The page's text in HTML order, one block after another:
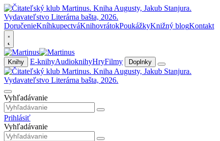
DoručenieKníhkupectváKnihovrátokPoukážkyKnižný blogKontakt
Knihy E-knihyAudioknihyHryFilmy Doplnky
Vyhľadávanie
Prihlásiť
Vyhľadávanie